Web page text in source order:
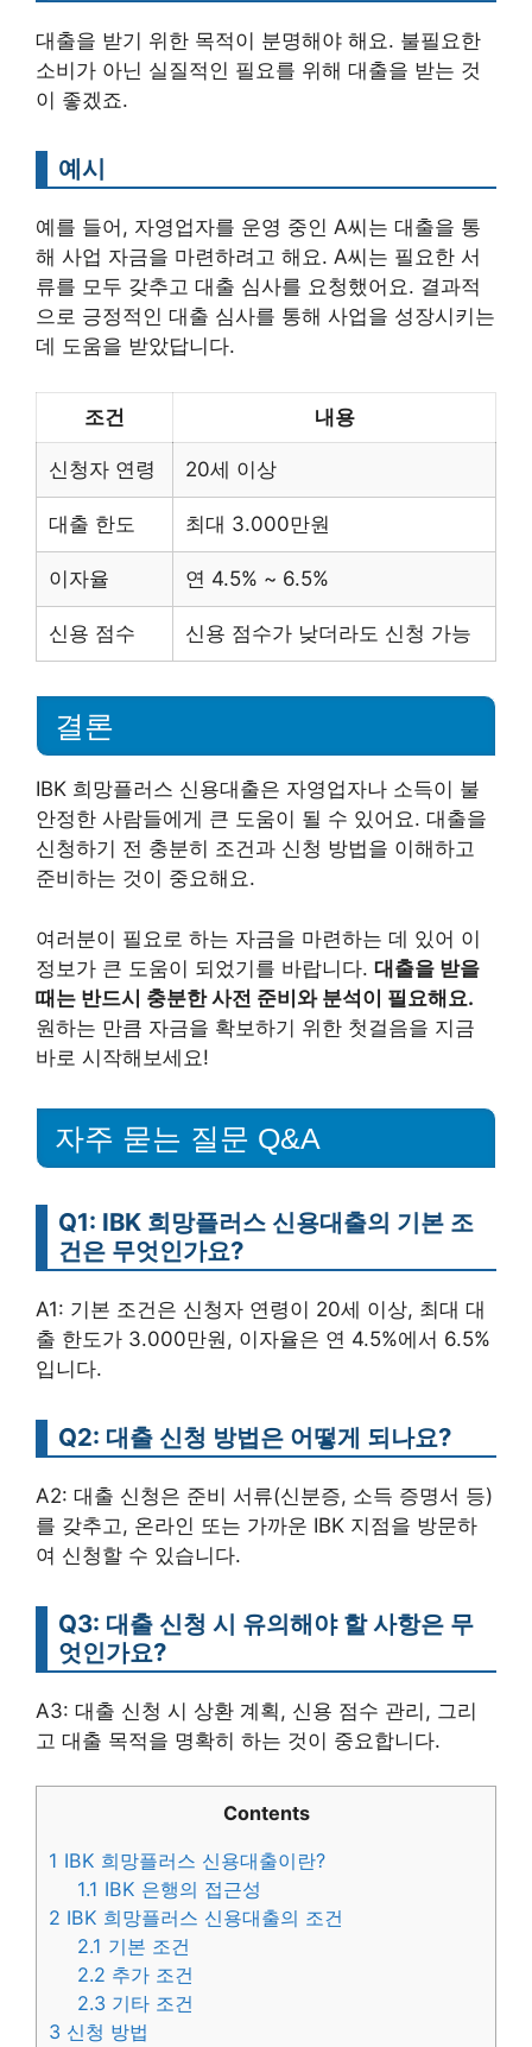
대출을 받기 위한 목적이 분명해야 해요. 불필요한
소비가 아닌 실질적인 필요를 위해 대출을 받는 것
이 좋겠죠.
예시
예를 들어, 자영업자를 운영 중인 A씨는 대출을 통
해 사업 자금을 마련하려고 해요. A씨는 필요한 서
류를 모두 갖추고 대출 심사를 요청했어요. 결과적
으로 긍정적인 대출 심사를 통해 사업을 성장시키는
데 도움을 받았답니다.
조건 내용
신청자 연령 20세 이상
대출 한도 최대 3.000만원
이자율 연 4.5% ~ 6.5%
신용 점수 신용 점수가 낮더라도 신청 가능
결론
IBK 희망플러스 신용대출은 자영업자나 소득이 불
안정한 사람들에게 큰 도움이 될 수 있어요. 대출을
신청하기 전 충분히 조건과 신청 방법을 이해하고
준비하는 것이 중요해요.
여러분이 필요로 하는 자금을 마련하는 데 있어 이
정보가 큰 도움이 되었기를 바랍니다. 대출을 받을
때는 반드시 충분한 사전 준비와 분석이 필요해요.
원하는 만큼 자금을 확보하기 위한 첫걸음을 지금
바로 시작해보세요!
자주 묻는 질문 Q&A
Q1: IBK 희망플러스 신용대출의 기본 조
건은 무엇인가요?
A1: 기본 조건은 신청자 연령이 20세 이상, 최대 대
출 한도가 3.000만원, 이자율은 연 4.5%에서 6.5%
입니다.
Q2: 대출 신청 방법은 어떻게 되나요?
A2: 대출 신청은 준비 서류(신분증, 소득 증명서 등)
를 갖추고, 온라인 또는 가까운 IBK 지점을 방문하
여 신청할 수 있습니다.
Q3: 대출 신청 시 유의해야 할 사항은 무
엇인가요?
A3: 대출 신청 시 상환 계획, 신용 점수 관리, 그리
고 대출 목적을 명확히 하는 것이 중요합니다.
Contents
1 IBK 희망플러스 신용대출이란?
1.1 IBK 은행의 접근성
2 IBK 희망플러스 신용대출의 조건
2.1 기본 조건
2.2 추가 조건
2.3 기타 조건
3 신청 방법